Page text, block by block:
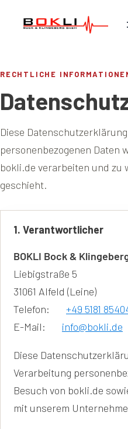
RECHTLICHE
Diese
personenbezogenen Daten
bokli.de verarbeiten und zu
geschieht.
1. Verantwortlicher
BOKLI Bock &
Liebigstraße 5
31061 Alfeld (Leine)
Telefon:
+49 5181
E-Mail:
info@bokli.de
Diese
Verarbeitung
Besuch von bokli.de
mit unserem